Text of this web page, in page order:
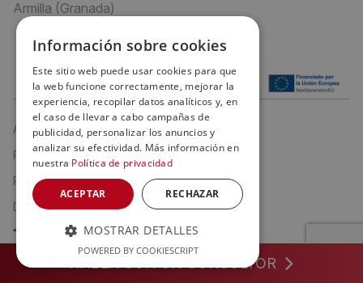
HABLA CON UN CONSULTOR
Armilla (Granada)
Aviso Legal
Política de privacidad
Política de cookies
Declaración de Accesibilidad
Información sobre cookies
Este sitio web puede usar cookies para que
la web funcione correctamente, mejorar la
experiencia, recopilar datos analíticos y, en
el caso de llevar a cabo campañas de
publicidad, personalizar los anuncios y
analizar su efectividad. Más información en
nuestra Política de privacidad
ACEPTAR RECHAZAR
MOSTRAR DETALLES
POWERED BY COOKIESCRIPT